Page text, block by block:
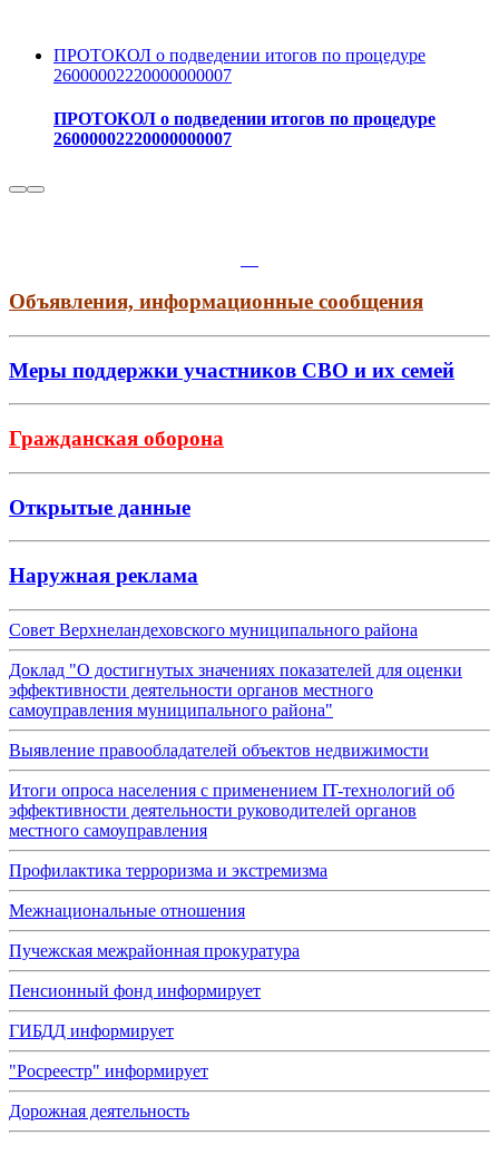
ПРОТОКОЛ о подведении итогов по процедуре
26000002220000000007
ПРОТОКОЛ о подведении итогов по процедуре
26000002220000000007
Объявления, информационные сообщения
Меры поддержки участников СВО и их семей
Гражданская оборона
Открытые данные
Наружная реклама
Совет Верхнеландеховского муниципального района
Доклад "О достигнутых значениях показателей для оценки
эффективности деятельности органов местного
самоуправления муниципального района"
Выявление правообладателей объектов недвижимости
Итоги опроса населения с применением IT-технологий об
эффективности деятельности руководителей органов
местного самоуправления
Профилактика терроризма и экстремизма
Межнациональные отношения
Пучежская межрайонная прокуратура
Пенсионный фонд информирует
ГИБДД информирует
"Росреестр" информирует
Дорожная деятельность